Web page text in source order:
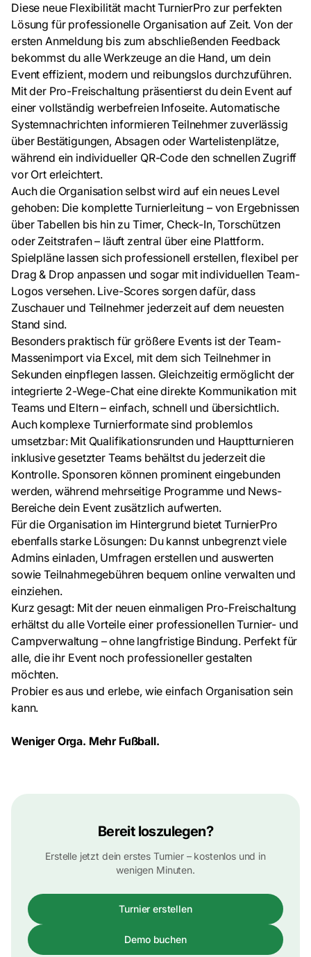
Diese neue Flexibilität macht TurnierPro zur perfekten
Lösung für professionelle Organisation auf Zeit. Von der
ersten Anmeldung bis zum abschließenden Feedback
bekommst du alle Werkzeuge an die Hand, um dein
Event effizient, modern und reibungslos durchzuführen.
Mit der Pro-Freischaltung präsentierst du dein Event auf
einer vollständig werbefreien Infoseite. Automatische
Systemnachrichten informieren Teilnehmer zuverlässig
über Bestätigungen, Absagen oder Wartelistenplätze,
während ein individueller QR-Code den schnellen Zugriff
vor Ort erleichtert.
Auch die Organisation selbst wird auf ein neues Level
gehoben: Die komplette Turnierleitung – von Ergebnissen
über Tabellen bis hin zu Timer, Check-In, Torschützen
oder Zeitstrafen – läuft zentral über eine Plattform.
Spielpläne lassen sich professionell erstellen, flexibel per
Drag & Drop anpassen und sogar mit individuellen Team-
Logos versehen. Live-Scores sorgen dafür, dass
Zuschauer und Teilnehmer jederzeit auf dem neuesten
Stand sind.
Besonders praktisch für größere Events ist der Team-
Massenimport via Excel, mit dem sich Teilnehmer in
Sekunden einpflegen lassen. Gleichzeitig ermöglicht der
integrierte 2-Wege-Chat eine direkte Kommunikation mit
Teams und Eltern – einfach, schnell und übersichtlich.
Auch komplexe Turnierformate sind problemlos
umsetzbar: Mit Qualifikationsrunden und Hauptturnieren
inklusive gesetzter Teams behältst du jederzeit die
Kontrolle. Sponsoren können prominent eingebunden
werden, während mehrseitige Programme und News-
Bereiche dein Event zusätzlich aufwerten.
Für die Organisation im Hintergrund bietet TurnierPro
ebenfalls starke Lösungen: Du kannst unbegrenzt viele
Admins einladen, Umfragen erstellen und auswerten
sowie Teilnahmegebühren bequem online verwalten und
einziehen.
Kurz gesagt: Mit der neuen einmaligen Pro-Freischaltung
erhältst du alle Vorteile einer professionellen Turnier- und
Campverwaltung – ohne langfristige Bindung. Perfekt für
alle, die ihr Event noch professioneller gestalten
möchten.
Probier es aus und erlebe, wie einfach Organisation sein
kann.
Weniger Orga. Mehr Fußball.
Bereit loszulegen?
Erstelle jetzt dein erstes Turnier – kostenlos und in
wenigen Minuten.
Turnier erstellen
Demo buchen